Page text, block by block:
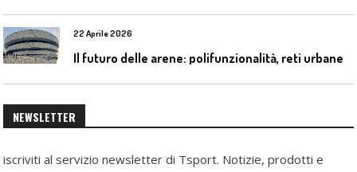
22 Aprile 2026
NEWSLETTER
iscriviti al servizio newsletter di Tsport. Notizie, prodotti e